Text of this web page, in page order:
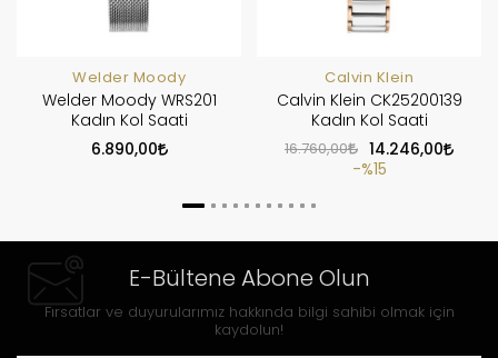
Welder Moody
Welder Moody WRS201
Kadın Kol Saati
6.890,00
Calvin Klein
Calvin Klein CK25200139
Kadın Kol Saati
16.760,00
14.246,00
%15
E-Bültene Abone Olun
Fırsatlar ve duyurularımız hakkında bilgi sahibi olmak için
kaydolun!